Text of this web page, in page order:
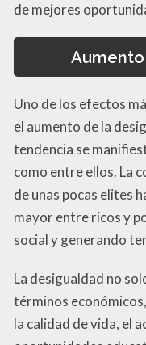
de mejores
Uno de los efectos
el aumento de la
tendencia se
como entre ellos. La
de unas pocas elites
mayor entre ricos y
social y generando
La desigualdad no
términos
la calidad de vida, el